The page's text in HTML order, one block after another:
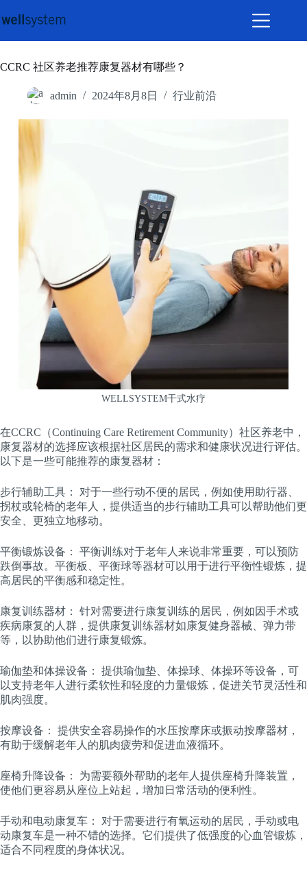
CCRC 社区养老推荐康复器材有哪些？
admin 2024年8月8日 行业前沿
WELLSYSTEM干式水疗
在CCRC（Continuing Care Retirement Community）社区养老中，
康复器材的选择应该根据社区居民的需求和健康状况进行评估。
以下是一些可能推荐的康复器材：
步行辅助工具： 对于一些行动不便的居民，例如使用助行器、
拐杖或轮椅的老年人，提供适当的步行辅助工具可以帮助他们更
安全、更独立地移动。
平衡锻炼设备： 平衡训练对于老年人来说非常重要，可以预防
跌倒事故。平衡板、平衡球等器材可以用于进行平衡性锻炼，提
高居民的平衡感和稳定性。
康复训练器材： 针对需要进行康复训练的居民，例如因手术或
疾病康复的人群，提供康复训练器材如康复健身器械、弹力带
等，以协助他们进行康复锻炼。
瑜伽垫和体操设备： 提供瑜伽垫、体操球、体操环等设备，可
以支持老年人进行柔软性和轻度的力量锻炼，促进关节灵活性和
肌肉强度。
按摩设备： 提供安全容易操作的水压按摩床或振动按摩器材，
有助于缓解老年人的肌肉疲劳和促进血液循环。
座椅升降设备： 为需要额外帮助的老年人提供座椅升降装置，
使他们更容易从座位上站起，增加日常活动的便利性。
手动和电动康复车： 对于需要进行有氧运动的居民，手动或电
动康复车是一种不错的选择。它们提供了低强度的心血管锻炼，
适合不同程度的身体状况。